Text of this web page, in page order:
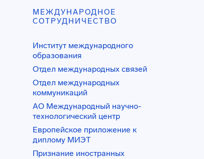
МЕЖДУНАРОДНОЕ
СОТРУДНИЧЕСТВО
Институт международного
образования
Отдел международных связей
Отдел международных
коммуникаций
АО Международный научно-
технологический центр
Европейское приложение к
диплому МИЭТ
Признание иностранных